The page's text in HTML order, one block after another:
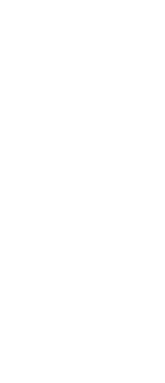
€ 119,99 auf €